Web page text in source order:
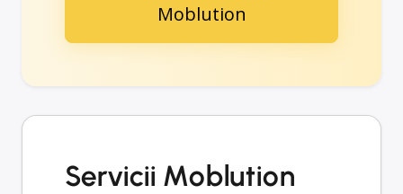
Moblution
Servicii Moblution